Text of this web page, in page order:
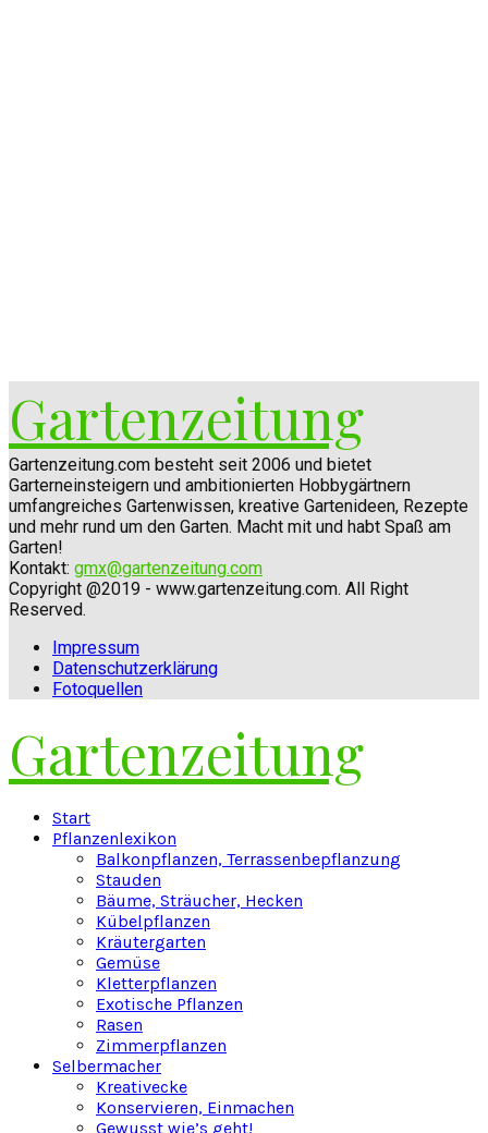
Gartenzeitung
Gartenzeitung.com besteht seit 2006 und bietet
Garterneinsteigern und ambitionierten Hobbygärtnern
umfangreiches Gartenwissen, kreative Gartenideen, Rezepte
und mehr rund um den Garten. Macht mit und habt Spaß am
Garten!
Kontakt: gmx@gartenzeitung.com
Copyright @2019 - www.gartenzeitung.com. All Right
Reserved.
Impressum
Datenschutzerklärung
Fotoquellen
Gartenzeitung
Start
Pflanzenlexikon
Balkonpflanzen, Terrassenbepflanzung
Stauden
Bäume, Sträucher, Hecken
Kübelpflanzen
Kräutergarten
Gemüse
Kletterpflanzen
Exotische Pflanzen
Rasen
Zimmerpflanzen
Selbermacher
Kreativecke
Konservieren, Einmachen
Gewusst wie’s geht!